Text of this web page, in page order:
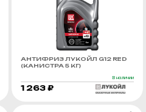
АНТИФРИЗ ЛУКОЙЛ G12 RED
(КАНИСТРА 5 КГ)
В наличии
1 263 ₽